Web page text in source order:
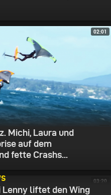
02:01
Michi, Laura und
auf dem
fette Crashs...
03:20
Lenny liftet den Wing